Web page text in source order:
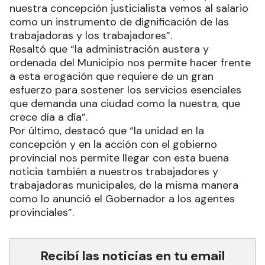
nuestra concepción justicialista vemos al salario
como un instrumento de dignificación de las
trabajadoras y los trabajadores”.
Resaltó que “la administración austera y
ordenada del Municipio nos permite hacer frente
a esta erogación que requiere de un gran
esfuerzo para sostener los servicios esenciales
que demanda una ciudad como la nuestra, que
crece día a día”.
Por último, destacó que “la unidad en la
concepción y en la acción con el gobierno
provincial nos permite llegar con esta buena
noticia también a nuestros trabajadores y
trabajadoras municipales, de la misma manera
como lo anunció el Gobernador a los agentes
provinciales”.
Recibí las noticias en tu email